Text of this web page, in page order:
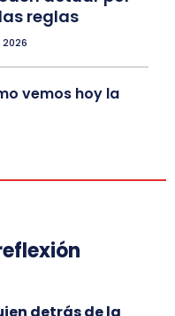
reglas
vemos hoy la
detrás de la